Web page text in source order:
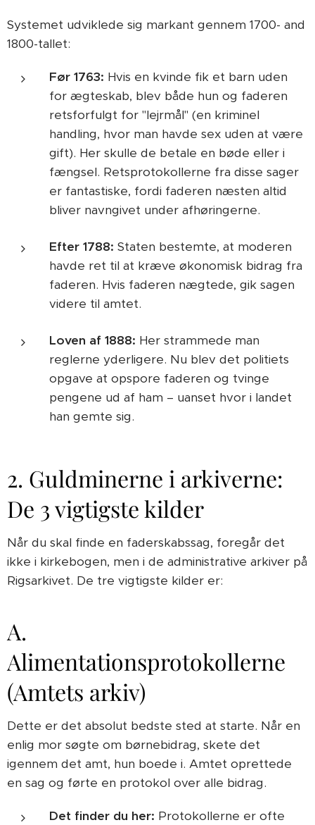
Systemet udviklede sig markant gennem 1700- and
1800-tallet:
Før 1763: Hvis en kvinde fik et barn uden
for ægteskab, blev både hun og faderen
retsforfulgt for "lejrmål" (en kriminel
handling, hvor man havde sex uden at være
gift). Her skulle de betale en bøde eller i
fængsel. Retsprotokollerne fra disse sager
er fantastiske, fordi faderen næsten altid
bliver navngivet under afhøringerne.
Efter 1788: Staten bestemte, at moderen
havde ret til at kræve økonomisk bidrag fra
faderen. Hvis faderen nægtede, gik sagen
videre til amtet.
Loven af 1888: Her strammede man
reglerne yderligere. Nu blev det politiets
opgave at opspore faderen og tvinge
pengene ud af ham – uanset hvor i landet
han gemte sig.
2. Guldminerne i arkiverne:
De 3 vigtigste kilder
Når du skal finde en faderskabssag, foregår det
ikke i kirkebogen, men i de administrative arkiver på
Rigsarkivet. De tre vigtigste kilder er:
A.
Alimentationsprotokollerne
(Amtets arkiv)
Dette er det absolut bedste sted at starte. Når en
enlig mor søgte om børnebidrag, skete det
igennem det amt, hun boede i. Amtet oprettede
en sag og førte en protokol over alle bidrag.
Det finder du her: Protokollerne er ofte